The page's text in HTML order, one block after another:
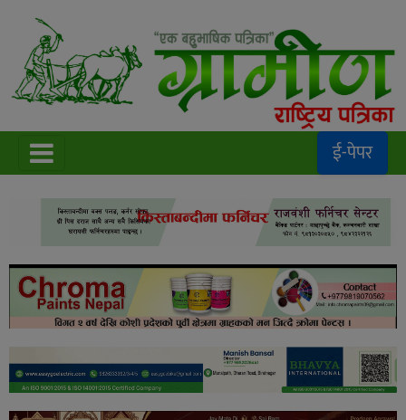
ई-पेपर